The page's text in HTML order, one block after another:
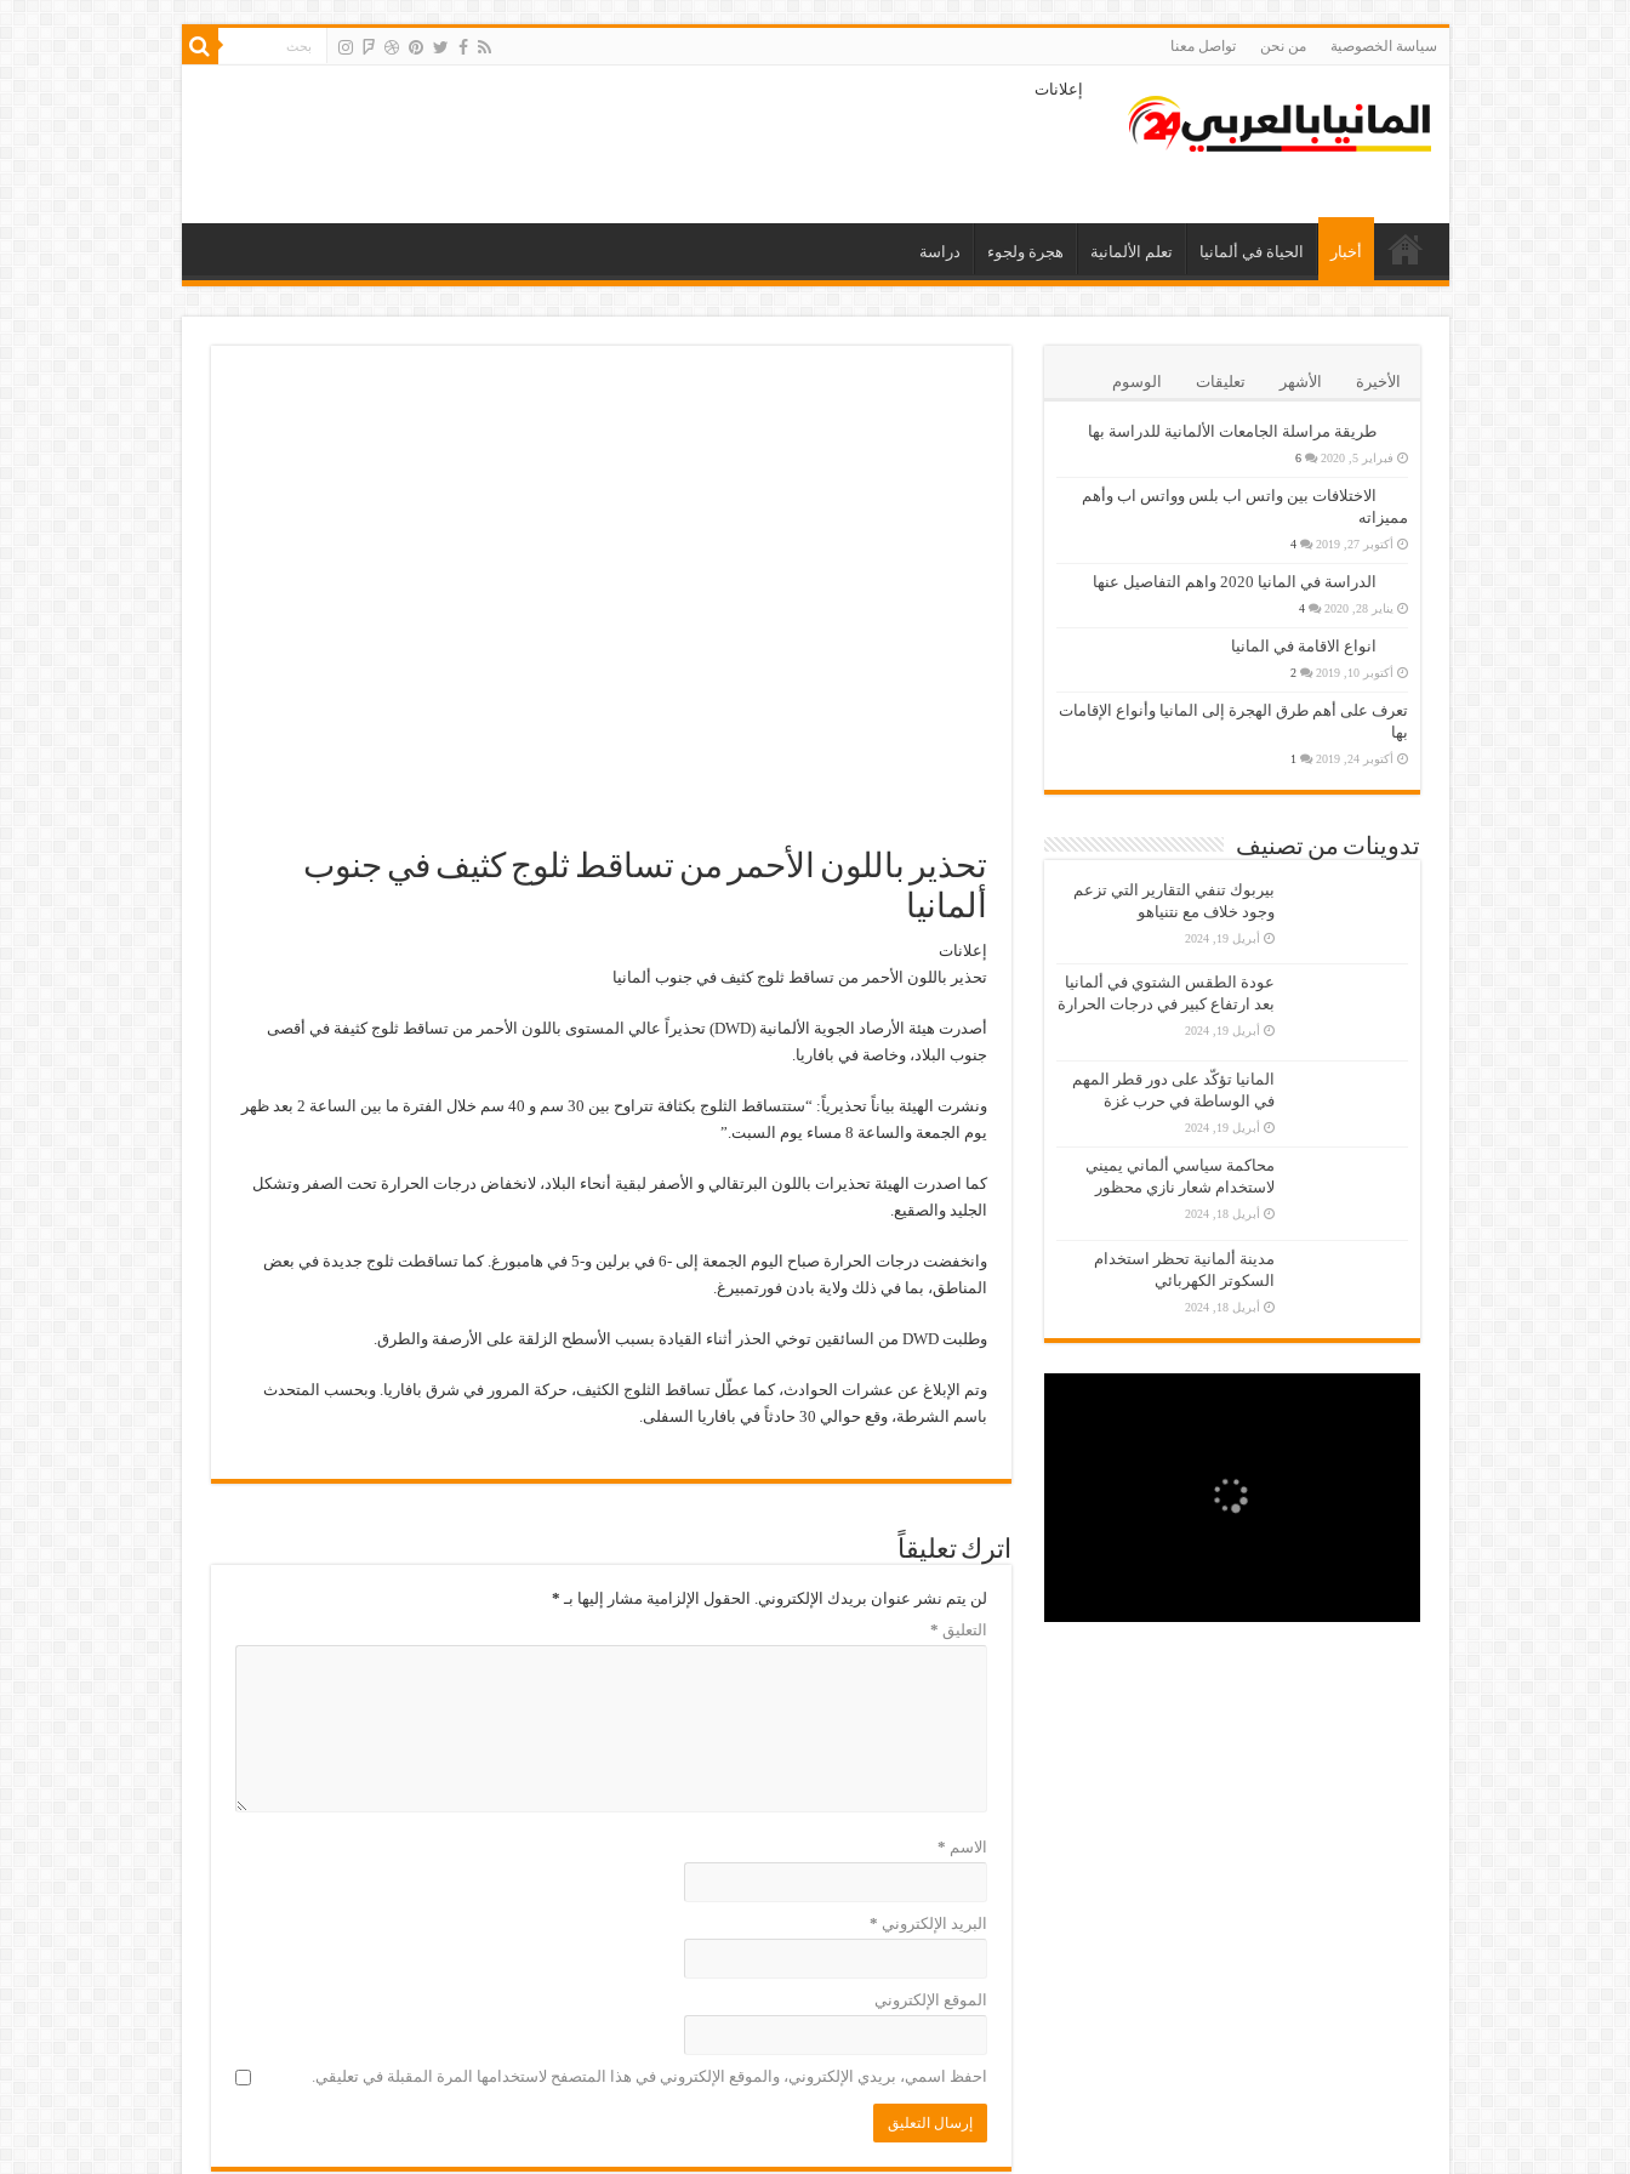
سياسة الخصوصية من نحن تواصل معنا
إعلانات
أخبار الحياة في ألمانيا تعلم الألمانية هجرة ولجوء دراسة
تحذير باللون الأحمر من تساقط ثلوج كثيف في جنوب
ألمانيا
إعلانات
تحذير باللون الأحمر من تساقط ثلوج كثيف في جنوب ألمانيا
أصدرت هيئة الأرصاد الجوية الألمانية (DWD) تحذيراً عالي المستوى باللون الأحمر من تساقط ثلوج كثيفة في أقصى
جنوب البلاد، وخاصة في بافاريا.
ونشرت الهيئة بياناً تحذيرياً: “ستتساقط الثلوج بكثافة تتراوح بين 30 سم و 40 سم خلال الفترة ما بين الساعة 2 بعد ظهر
يوم الجمعة والساعة 8 مساء يوم السبت.”
كما اصدرت الهيئة تحذيرات باللون البرتقالي و الأصفر لبقية أنحاء البلاد، لانخفاض درجات الحرارة تحت الصفر وتشكل
الجليد والصقيع.
وانخفضت درجات الحرارة صباح اليوم الجمعة إلى -6 في برلين و-5 في هامبورغ. كما تساقطت ثلوج جديدة في بعض
المناطق، بما في ذلك ولاية بادن فورتمبيرغ.
وطلبت DWD من السائقين توخي الحذر أثناء القيادة بسبب الأسطح الزلقة على الأرصفة والطرق.
وتم الإبلاغ عن عشرات الحوادث، كما عطّل تساقط الثلوج الكثيف، حركة المرور في شرق بافاريا. وبحسب المتحدث
باسم الشرطة، وقع حوالي 30 حادثاً في بافاريا السفلى.
اترك تعليقاً
لن يتم نشر عنوان بريدك الإلكتروني. الحقول الإلزامية مشار إليها بـ *
التعليق *
الاسم *
البريد الإلكتروني *
الموقع الإلكتروني
احفظ اسمي، بريدي الإلكتروني، والموقع الإلكتروني في هذا المتصفح لاستخدامها المرة المقبلة في تعليقي.
الأخيرة الأشهر تعليقات الوسوم
طريقة مراسلة الجامعات الألمانية للدراسة بها
فبراير 5, 2020 6
الاختلافات بين واتس اب بلس وواتس اب وأهم
مميزاته
أكتوبر 27, 2019 4
الدراسة في المانيا 2020 واهم التفاصيل عنها
يناير 28, 2020 4
انواع الاقامة في المانيا
أكتوبر 10, 2019 2
تعرف على أهم طرق الهجرة إلى المانيا وأنواع الإقامات
بها
أكتوبر 24, 2019 1
تدوينات من تصنيف
بيربوك تنفي التقارير التي تزعم
وجود خلاف مع نتنياهو
أبريل 19, 2024
عودة الطقس الشتوي في ألمانيا
بعد ارتفاع كبير في درجات الحرارة
أبريل 19, 2024
المانيا تؤكّد على دور قطر المهم
في الوساطة في حرب غزة
أبريل 19, 2024
محاكمة سياسي ألماني يميني
لاستخدام شعار نازي محظور
أبريل 18, 2024
مدينة ألمانية تحظر استخدام
السكوتر الكهربائي
أبريل 18, 2024